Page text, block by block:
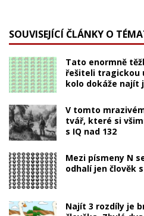
SOUVISEJÍCÍ ČLÁNKY O
Tato enormně
řešiteli tragickou
kolo dokáže najít
V tomto
tvář, které si
s IQ nad 132
Mezi písmeny N
odhalí jen člověk
Najít 3 rozdíly je